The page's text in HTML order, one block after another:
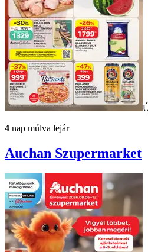
4 nap múlva lejár
Auchan Szupermarket